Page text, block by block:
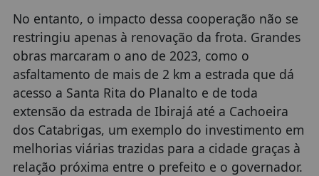
No entanto, o impacto dessa cooperação não se
restringiu apenas à renovação da frota. Grandes
obras marcaram o ano de 2023, como o
asfaltamento de mais de 2 km a estrada que dá
acesso a Santa Rita do Planalto e de toda
extensão da estrada de Ibirajá até a Cachoeira
dos Catabrigas, um exemplo do investimento em
melhorias viárias trazidas para a cidade graças à
relação próxima entre o prefeito e o governador.